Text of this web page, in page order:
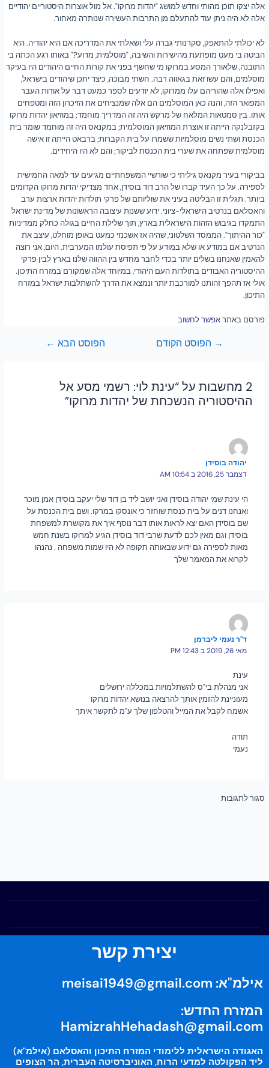
אלה יצקו תוכן מהותי וחדש למושג "יהדות מרוקו". אל מול אוצרות היסטוריים יהודיים
אלה לא היה ניתן עוד להתעלם מן התרבות העשירה שנותרה מאחור.
לא יכולתי להתאפק, סקרנותי גברה עלי ושאלתי את המדריכה אם היא יהודיה. היא
הביטה בי מעט מופתעת מהישירות והשיבה, "מוסלמית, מדוע?" באותו רגע הכתה בי
התובנה, שלאורך המסע במרוקו מי שחשף בפני את קורות החיים היהודים היו בעיקר
מוסלמים, והם עשו זאת בגאווה רבה. חשתי מבוכה, כיצד יתכן שיהודים בישראל,
ואפילו אלה שהוריהם עלו ממרוקו, לא יודעים לספר כמעט דבר על אודות העבר
המפואר הזה, והנה כאן המוסלמים הם אלה שמנציחים את הזיכרון הזה ומטפחים
אותו. בין סמטאות המלאח של מרקש היה זה המדריך מוחמד; במוזיאון יהדות מרוקו
בקזבלנקה הייתה זו אוצרת המוזיאון המוסלמית; במקנאס היה זה מוחמד שומר בית
הכנסת ושתי נשים מוסלמיות ששמרו על בית הקברות; ברבאט הייתה זו אישה
מוסלמית שפתחה את שערי בית הכנסת לביקור; והם לא היו היחידים.
בביקורי בעיר מקנאס גיליתי כי שורשיי המשפחתיים מגיעים עד למאה החמישית
לספירה. על כך העיד קברו של הרב דוד בוסידן, אחד מצדיקי יהדות מרוקו הקדומים
ביותר. תגלית זו הבליטה בעיני את שוליותם של פרקי תולדות יהדות ארצות ערב
והאסלאם בנרטיב הישראלי-ציוני. ידוע ששנות עיצובה הראשונות של מדינת ישראל
התמקדו בגיבוש הזהות הישראלית בארץ, תוך שלילת החיים בגולה כחלק ממדיניות
"כור ההיתוך". הממסד השלטוני, שהיה אז אשכנזי כמעט באופן מוחלט, עיצב את
הנרטיב אם במודע או שלא במודע על פי תפיסת עולמו המערבית. היום, אני רוצה
להאמין שאנחנו בשלים יותר בכדי לחבר מחדש בין ההווה שלנו בארץ לבין פרקי
ההיסטוריה האבודים בתולדות העם היהודי, במיוחד אלה שמקורם במזרח התיכון.
אולי אז תהפך זהותנו למורכבת יותר ונמצא את הדרך להשתלבות ישראל במזרח
התיכון.
פורסם באתראפשר לחשוב
→ הפוסט הקודם הפוסט הבא ←
2 מחשבות על “עינת לוי: רשמי מסע אל
ההיסטוריה הנשכחת של יהדות מרוקו”
יהודה בוסידן
דצמבר 25, 2016 ב 10:54 AM
הי עינת שמי יהודה בוסידן ואני יושב ליד בן דוד שלי יעקב בוסידן אמן מוכר
ואנחנו דנים על בית כנסת שוחזר כי אונסקו במרקו. ושם בית הכנסת על
שם בוסידן האם יצא לראות אותו דבר נוסף איך את מקושרת למשפחת
בוסידן וגם מאין לכם לדעת שרבי דוד בוסידן הגיע למרוקו בשנת חמש
מאות לספירה גם ידוע שבאותה תקופה לא היו שמות משפחה . נהנהו
לקרוא את המאמר שלך
ד"ר נעמי ליברמן
מאי 26, 2019 ב 12:43 PM
עינת
אני מנהלת בי"ס להשתלמויות במכללה ירושלים
מעוניינת להזמין אותך להרצאה בנושא יהדות מרוקו
אשמח לקבל את המייל והטלפון שלך ע"מ לתקשר איתך
תודה
נעמי
סגור לתגובות
יצירת קשר
אילמ"א: meisai1949@gmail.com
המזרח החדש:
HamizrahHehadash@gmail.com
האגודה הישראלית ללימודי המזרח התיכון והאסלאם (אילמ"א)
ליד הפקולטה למדעי הרוח, האוניברסיטה העברית, הר הצופים